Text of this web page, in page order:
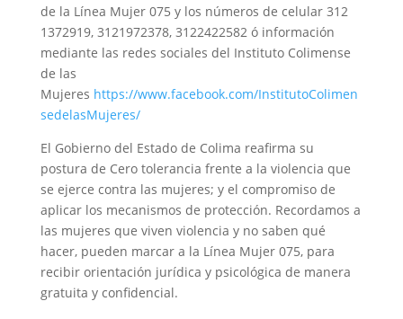
de la Línea Mujer 075 y los números de celular 312
1372919, 3121972378, 3122422582 ó información
mediante las redes sociales del Instituto Colimense
de las
Mujeres https://www.facebook.com/InstitutoColimen
sedelasMujeres/
El Gobierno del Estado de Colima reafirma su
postura de Cero tolerancia frente a la violencia que
se ejerce contra las mujeres; y el compromiso de
aplicar los mecanismos de protección. Recordamos a
las mujeres que viven violencia y no saben qué
hacer, pueden marcar a la Línea Mujer 075, para
recibir orientación jurídica y psicológica de manera
gratuita y confidencial.